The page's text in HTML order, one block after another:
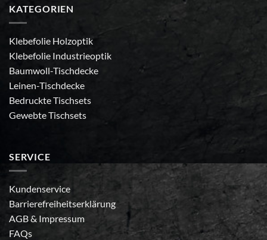
KATEGORIEN
Klebefolie Holzoptik
Klebefolie Industrieoptik
Baumwoll-Tischdecke
Leinen-Tischdecke
Bedruckte Tischsets
Gewebte Tischsets
SERVICE
Kundenservice
Barrierefreiheitserklärung
AGB& Impressum
FAQs